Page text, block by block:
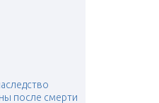
после смерти